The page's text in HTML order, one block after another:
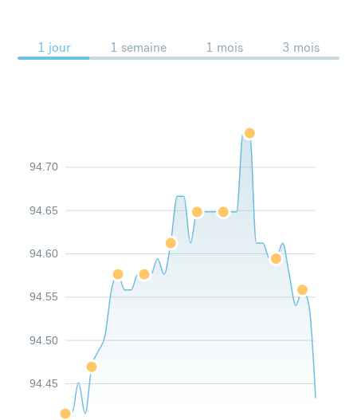
1 jour 1 semaine 1 mois 3 mois
94.45
94.50
94.55
94.60
94.65
94.70